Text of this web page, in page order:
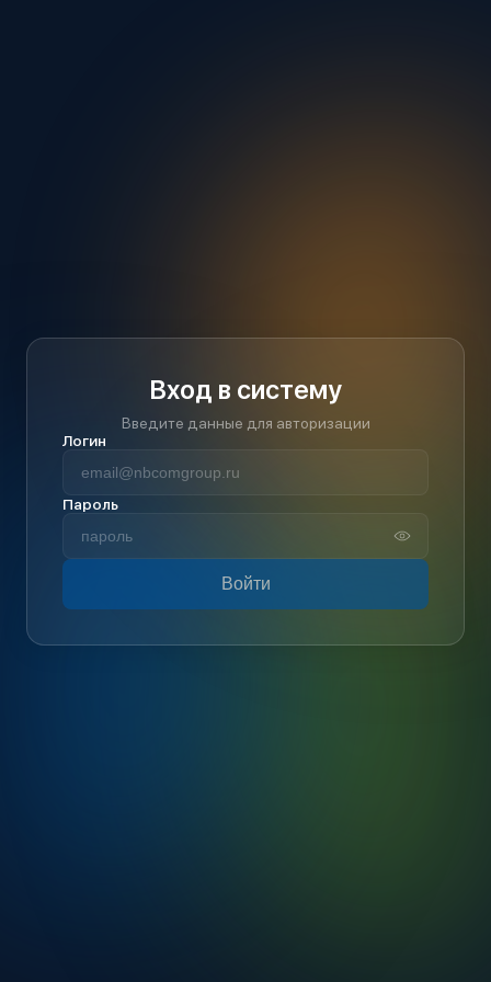
Вход в систему
Введите данные для авторизации
Логин
Пароль
Войти